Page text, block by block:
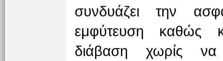
συνδυάζει την
εμφύτευση καθώς
διάβαση χωρίς να